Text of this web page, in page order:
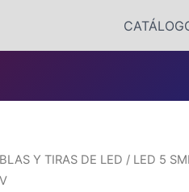
Y TIRAS DE LED / LED 5